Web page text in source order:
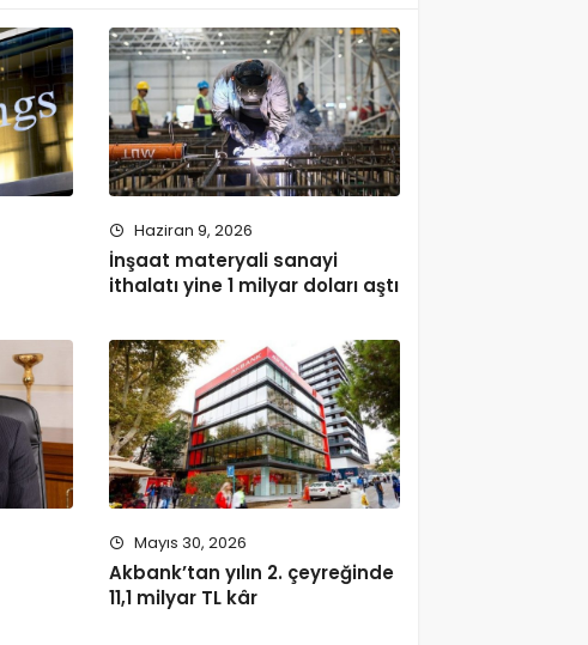
Haziran 9, 2026
İnşaat materyali sanayi
ithalatı yine 1 milyar doları aştı
Mayıs 30, 2026
Akbank’tan yılın 2. çeyreğinde
11,1 milyar TL kâr